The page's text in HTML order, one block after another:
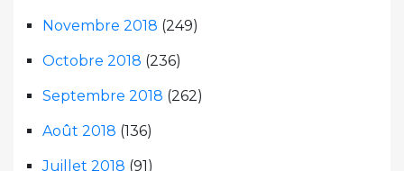
Novembre 2018 (249)
Octobre 2018 (236)
Septembre 2018 (262)
Août 2018 (136)
Juillet 2018 (91)